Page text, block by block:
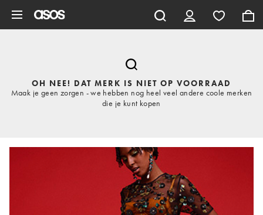
OH NEE! DAT MERK IS NIET OP VOORRAAD
Maak je geen zorgen - we hebben nog heel veel andere coole merken
die je kunt kopen